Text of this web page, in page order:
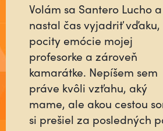
Už ste niekedy stretli
človeka, ktorý sa pre vás do
niečoho vloží tak, ako keby
šlo o jeho najbližších alebo
o neho samého? Ktorý
nebude rátať čas, ani
energiu minutú vo váš
prospech, ale pôjde na …